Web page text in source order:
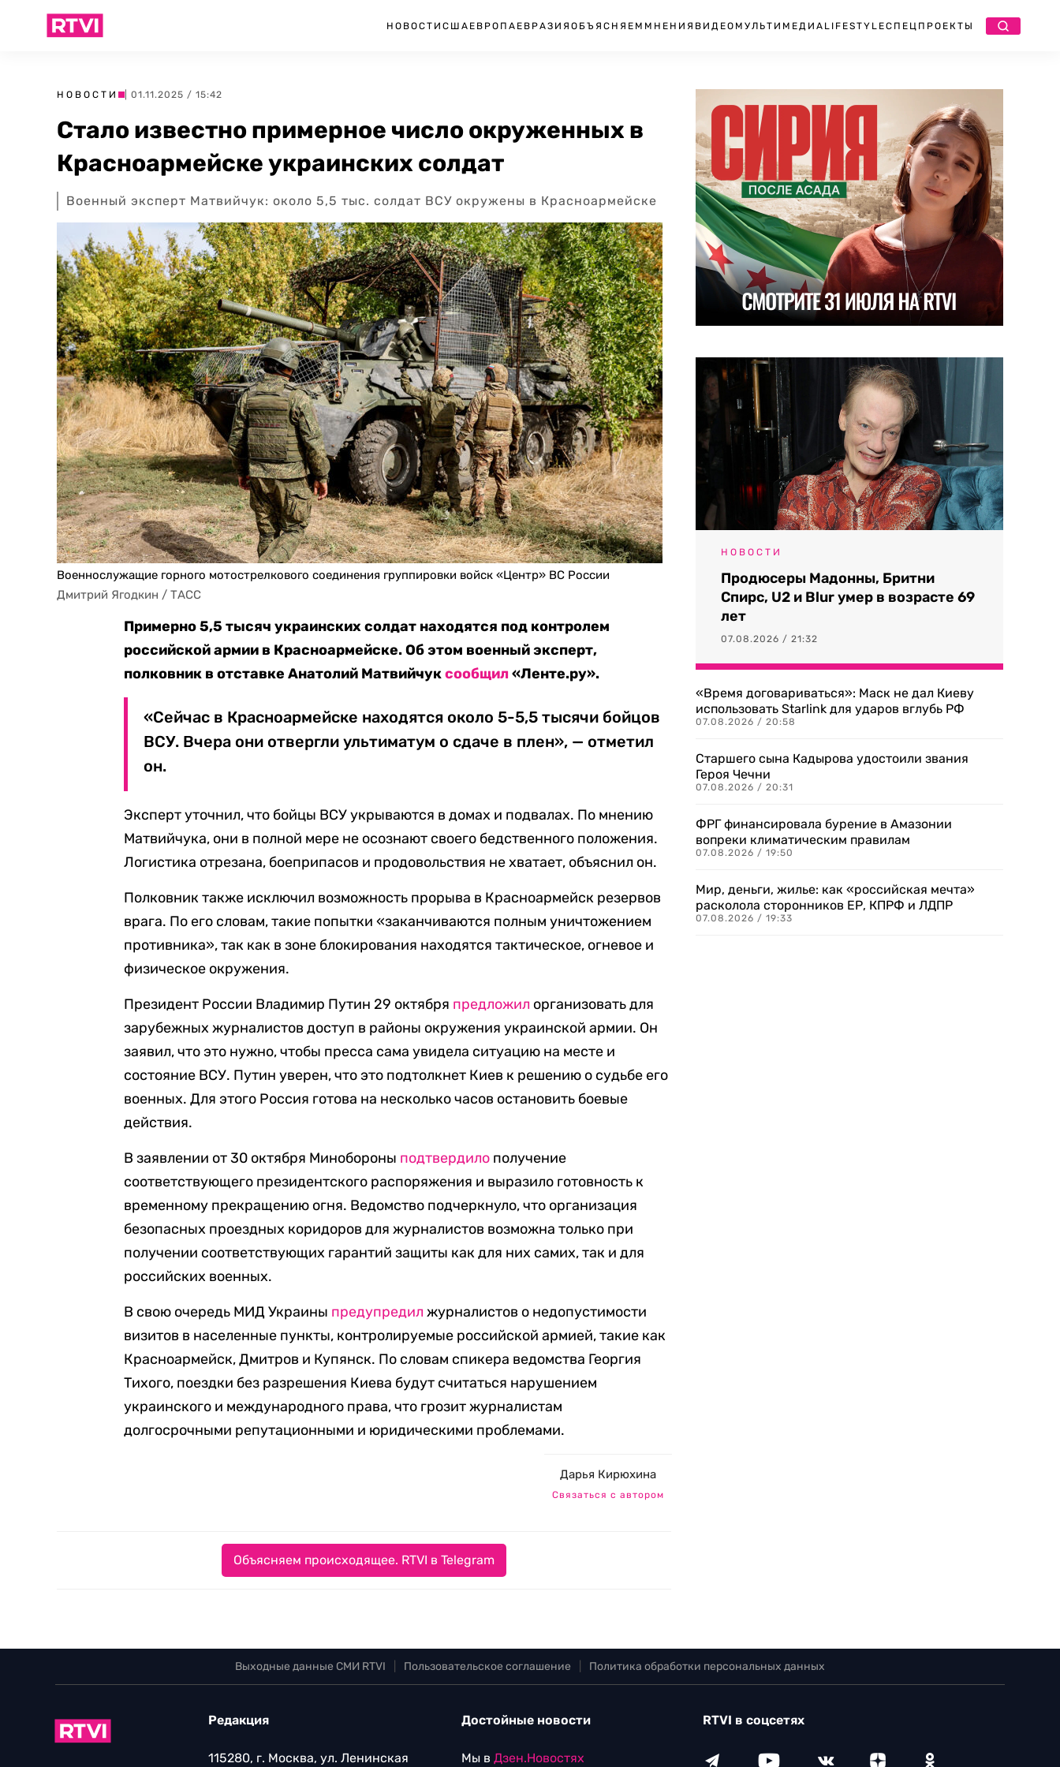
НОВОСТИ США ЕВРОПА ЕВРАЗИЯ ОБЪЯСНЯЕМ МНЕНИЯ ВИДЕО МУЛЬТИМЕДИА LIFESTYLEСПЕЦПРОЕКТЫ
НОВОСТИ | 01.11.2025 / 15:42
Стало известно примерное число окруженных в
Красноармейске украинских солдат
Военный эксперт Матвийчук: около 5,5 тыс. солдат ВСУ окружены в Красноармейске
Военнослужащие горного мотострелкового соединения группировки войск «Центр» ВС России
Дмитрий Ягодкин / ТАСС
Примерно 5,5 тысяч украинских солдат находятся под контролем
российской армии в Красноармейске. Об этом военный эксперт,
полковник в отставке Анатолий Матвийчуксообщил«Ленте.ру».
«Сейчас в Красноармейске находятся около 5-5,5 тысячи бойцов
ВСУ. Вчера они отвергли ультиматум о сдаче в плен», — отметил
он.
Эксперт уточнил, что бойцы ВСУ укрываются в домах и подвалах. По мнению
Матвийчука, они в полной мере не осознают своего бедственного положения.
Логистика отрезана, боеприпасов и продовольствия не хватает, объяснил он.
Полковник также исключил возможность прорыва в Красноармейск резервов
врага. По его словам, такие попытки «заканчиваются полным уничтожением
противника», так как в зоне блокирования находятся тактическое, огневое и
физическое окружения.
Президент России Владимир Путин 29 октября предложил организовать для
зарубежных журналистов доступ в районы окружения украинской армии. Он
заявил, что это нужно, чтобы пресса сама увидела ситуацию на месте и
состояние ВСУ. Путин уверен, что это подтолкнет Киев к решению о судьбе его
военных. Для этого Россия готова на несколько часов остановить боевые
действия.
В заявлении от 30 октября Минобороны подтвердило получение
соответствующего президентского распоряжения и выразило готовность к
временному прекращению огня. Ведомство подчеркнуло, что организация
безопасных проездных коридоров для журналистов возможна только при
получении соответствующих гарантий защиты как для них самих, так и для
российских военных.
В свою очередь МИД Украины предупредил журналистов о недопустимости
визитов в населенные пункты, контролируемые российской армией, такие как
Красноармейск, Дмитров и Купянск. По словам спикера ведомства Георгия
Тихого, поездки без разрешения Киева будут считаться нарушением
украинского и международного права, что грозит журналистам
долгосрочными репутационными и юридическими проблемами.
Дарья Кирюхина
Связаться с автором
Объясняем происходящее. RTVI в Telegram
НОВОСТИ
Продюсеры Мадонны, Бритни
Спирс, U2 и Blur умер в возрасте 69
лет
07.08.2026 / 21:32
«Время договариваться»: Маск не дал Киеву
использовать Starlink для ударов вглубь РФ
07.08.2026 / 20:58
Старшего сына Кадырова удостоили звания
Героя Чечни
07.08.2026 / 20:31
ФРГ финансировала бурение в Амазонии
вопреки климатическим правилам
07.08.2026 / 19:50
Мир, деньги, жилье: как «российская мечта»
расколола сторонников ЕР, КПРФ и ЛДПР
07.08.2026 / 19:33
Выходные данные СМИ RTVI Пользовательское соглашение Политика обработки персональных данных
Редакция
115280, г. Москва, ул. Ленинская
Достойные новости
Мы в Дзен.Новостях
RTVI в соцсетях